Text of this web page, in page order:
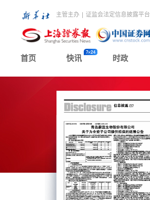
主管主办 证监会法定信息披露平台
首页 快讯 时政